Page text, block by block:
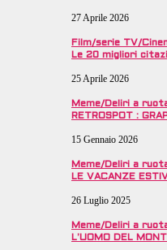
27 Aprile 2026
Film/serie TV/
Le 20 migliori
25 Aprile 2026
Meme/Deliri a
RETROSPOT :
15 Gennaio 2026
Meme/Deliri a
LE VACANZE
26 Luglio 2025
Meme/Deliri a
L’UOMO DEL